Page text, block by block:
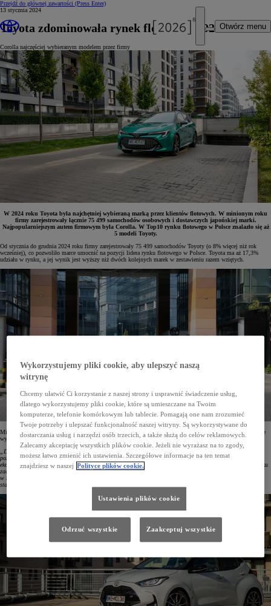
Przejdź do głównej zawartości (Press Enter)
Otwórz menu
13 stycznia 2024
Toyota zdominowała rynek flotowy w 2024 roku
Corolla najczęściej wybieranym modelem przez firmy
W 2024 roku Toyota była najchętniej wybieraną marką przez klientów flotowych. W minionym roku
firmy zarejestrowały łącznie 75 499 samochodów osobowych i dostawczych japońskiej marki.
Najpopularniejszym autem firmowym była Corolla. W Top10 rynku flotowego w Polsce znalazło się aż
5 modeli Toyoty.
Od stycznia do grudnia 2024 roku firmy zarejestrowały 75 499 samochodów Toyoty (o 8% więcej niż rok
wcześniej), co pozwoliło marce umocnić na pozycji lidera rynku flotowego w Polsce. Toyota ma aż 17,3%
udziału w rynku, a jej wynik jest wyższy niż dwóch kolejnych marek w zestawieniu razem wziętych.
Mirosław Sochacki, Corporate Sales Senior Manager w Toyota Central Europe, podsumowując ubiegłoroczne
wyniki, podkreślił:
„Dzięki zaufaniu naszych klientów kolejny rok kończymy na pozycji lidera rynku flotowego, a Corolla
pozostaje najczęstszym wyborem polskich firm. 2024 rok był czasem jeszcze lepszej i szerszej gamy
ekonomicznych, niskoemisyjnych i niezawodnych aut z piątą generacją hybrydy oraz hybryd plug-in. Na rynku
zadebiutowały nowe odsłony Land Cruisera oraz Camry, a PROACE MAX wzmocnił naszą obecność
w kategorii aut dostawczych. Nieustannie uważnie analizujemy otoczenie biznesowe i dokładamy wszelkich
starań, by oferować naszym partnerom rozwiązania dostosowane do potrzeb ich działalności”.
Wykorzystujemy pliki cookie, aby ulepszyć naszą
witrynę
Chcemy ułatwić Ci korzystanie z naszej strony i usprawnić świadczenie usług,
dlatego wykorzystujemy pliki cookie, które są umieszczane na Twoim
komputerze, telefonie komórkowym lub tablecie. Pomagają one nam zrozumieć
Twoje potrzeby i ulepszać funkcjonalność naszej witryny. Są wykorzystywane do
dostarczania usług i narzędzi osób trzecich, a także służą do celów reklamowych.
Zalecamy akceptację wszystkich plików cookie. Jeżeli nie wyrażasz na to zgody,
możesz łatwo zmienić ich ustawienia. Szczegółowe informacje na ten temat
znajdziesz w naszej Polityce plików cookie.
Ustawienia plików cookie
Odrzuć wszystkie Zaakceptuj wszystkie